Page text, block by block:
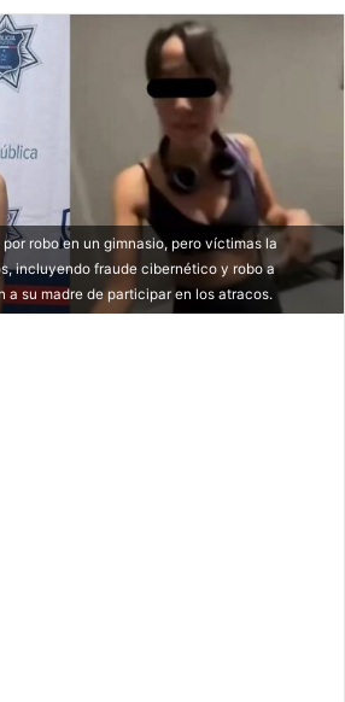
por robo en un gimnasio, pero víctimas la
incluyendo fraude cibernético y robo a
a su madre de participar en los atracos.